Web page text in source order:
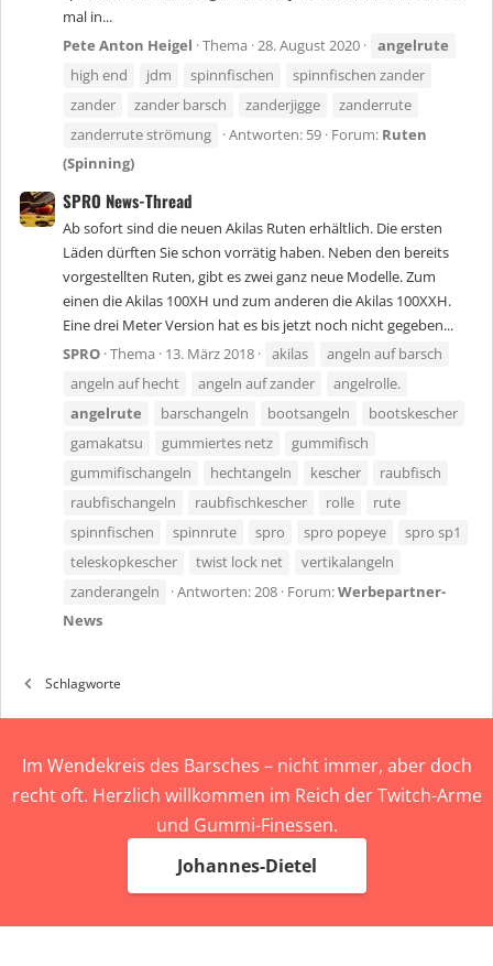
mal in...
Pete Anton Heigel Thema 28. August 2020
angelrute
high end
jdm spinnfischen
spinnfischen zander
zander
zander barsch zanderjigge
zanderrute
zanderrute strömung
Antworten: 59 Forum: Ruten
(Spinning)
SPRO News-Thread
Ab sofort sind die neuen Akilas Ruten erhältlich. Die ersten
Läden dürften Sie schon vorrätig haben. Neben den bereits
vorgestellten Ruten, gibt es zwei ganz neue Modelle. Zum
einen die Akilas 100XH und zum anderen die Akilas 100XXH.
Eine drei Meter Version hat es bis jetzt noch nicht gegeben...
SPRO Thema 13. März 2018 akilas
angeln auf barsch
angeln auf hecht
angeln auf zander
angelrolle.
angelrute
barschangeln bootsangeln
bootskescher
gamakatsu
gummiertes netz
gummifisch
gummifischangeln
hechtangeln kescher
raubfisch
raubfischangeln
raubfischkescher rolle
rute
spinnfischen
spinnrute spro spro popeye
spro sp1
teleskopkescher
twist lock net
vertikalangeln
zanderangeln
Antworten: 208 Forum:Werbepartner-
News
Schlagworte
Im Wendekreis des Barsches – nicht immer, aber doch
recht oft. Herzlich willkommen im Reich der Twitch-Arme
und Gummi-Finessen.
Johannes-Dietel